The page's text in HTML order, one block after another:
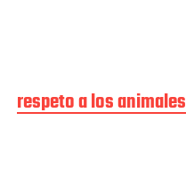
respeto a los animales